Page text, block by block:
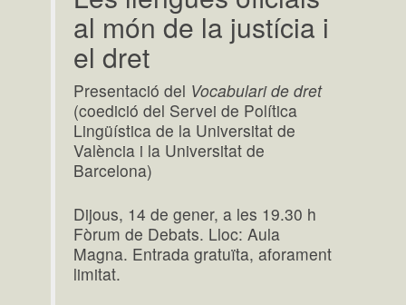
al món de la justícia i
el dret
Presentació del Vocabulari de dret
(coedició del Servei de Política
Lingüística de la Universitat de
València i la Universitat de
Barcelona)
Dijous, 14 de gener, a les 19.30 h
Fòrum de Debats. Lloc: Aula
Magna. Entrada gratuïta, aforament
limitat.